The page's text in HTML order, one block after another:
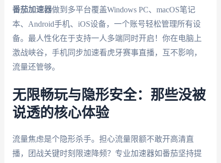
番茄加速器做到多平台覆盖Windows PC、macOS笔记
本、Android手机、iOS设备，一个账号轻松管理所有设
备。最人性化在于支持一人多端同时开启！你在电脑上
激战峡谷，手机同步加速看虎牙赛事直播，互不影响，
流量还管够。
无限畅玩与隐形安全：那些没被
说透的核心体验
流量焦虑是个隐形杀手。担心流量限额不敢开高清直
播，团战关键时刻限速降频？专业加速器如番茄坚持提